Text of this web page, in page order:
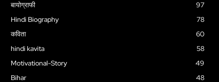
बायोग्राफी
97
Hindi Biography
78
कविता
60
hindi kavita
58
Motivational-Story
49
Bihar
48